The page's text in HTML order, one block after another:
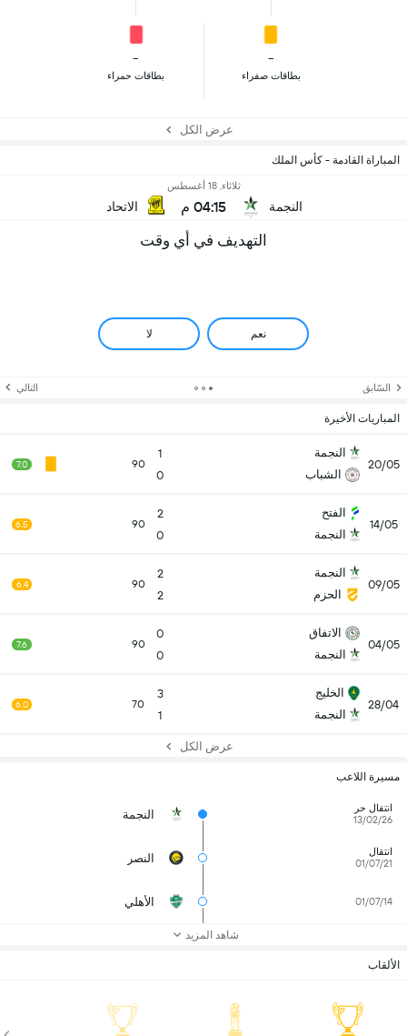
-
بطاقات صفراء
-
بطاقات حمراء
عرض الكل
المباراة القادمة - كأس الملك
النجمة
ثلاثاء, 18 أغسطس
04:15 م الاتحاد
التهديف في أي وقت
نعم لا
السّابق التالي
المباريات الأخيرة
20/05
النجمة
الشباب
1
0
90
7.0
14/05
الفتح
النجمة
2
0
90
6.5
09/05
النجمة
الحزم
2
2
90
6.4
04/05
الاتفاق
النجمة
0
0
90
7.6
28/04
الخليج
النجمة
3
1
70
6.0
عرض الكل
مسيرة اللاعب
انتقال حر
13/02/26
النجمة
انتقال
01/07/21
النصر
01/07/14 الأهلي
شاهد المزيد
الألقاب